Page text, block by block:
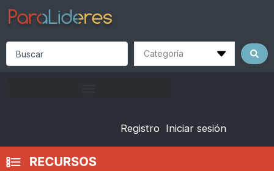
Skip
to
content
Registro Iniciar sesión